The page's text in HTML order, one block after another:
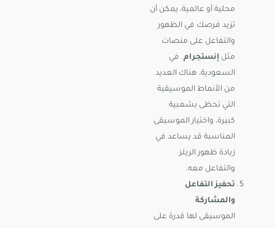
محلية أو عالمية، يمكن أن
تزيد فرصك في الظهور
والتفاعل على منصات
مثل إنستجرام. في
السعودية، هناك العديد
من الأنماط الموسيقية
التي تحظى بشعبية
كبيرة، واختيار الموسيقى
المناسبة قد يساعد في
زيادة ظهور الريلز
والتفاعل معه.
تحفيز التفاعل
والمشاركة
الموسيقى لها قدرة على